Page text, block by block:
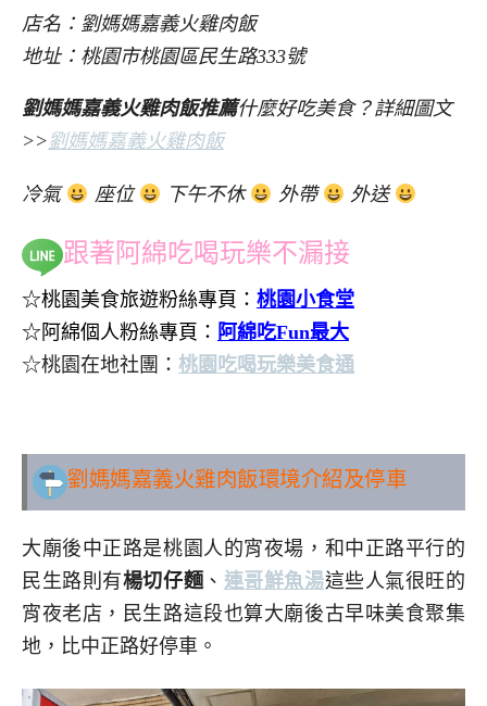
店名：劉媽媽嘉義火雞肉飯
地址：桃園市桃園區民生路333號
劉媽媽嘉義火雞肉飯推薦什麼好吃美食？詳細圖文
>>劉媽媽嘉義火雞肉飯
冷氣 座位 下午不休 外帶 外送
跟著阿綿吃喝玩樂不漏接
☆桃園美食旅遊粉絲專頁： 桃園小食堂
☆阿綿個人粉絲專頁： 阿綿吃Fun最大
☆桃園在地社團： 桃園吃喝玩樂美食通
劉媽媽嘉義火雞肉飯環境介紹及停車
大廟後中正路是桃園人的宵夜場，和中正路平行的
民生路則有楊切仔麵、 連哥鮮魚湯這些人氣很旺的
宵夜老店，民生路這段也算大廟後古早味美食聚集
地，比中正路好停車。